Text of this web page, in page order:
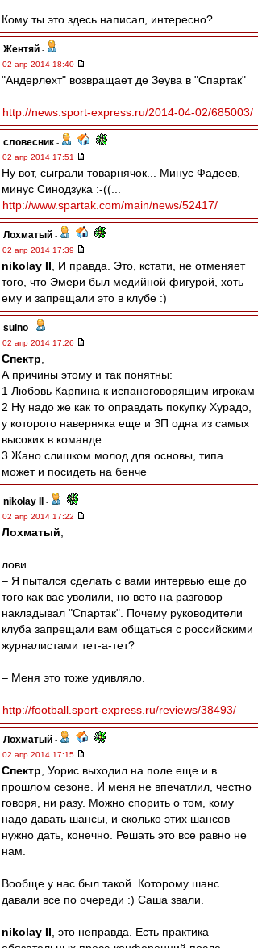
Кому ты это здесь написал, интересно?
Жентяй -
02 апр 2014 18:40
"Андерлехт" возвращает де Зеува в "Спартак"
http://news.sport-express.ru/2014-04-02/685003/
словесник -
02 апр 2014 17:51
Ну вот, сыграли товарнячок... Минус Фадеев,
минус Синодзука :-((...
http://www.spartak.com/main/news/52417/
Лохматый -
02 апр 2014 17:39
nikolay II , И правда. Это, кстати, не отменяет
того, что Эмери был медийной фигурой, хоть
ему и запрещали это в клубе :)
suino -
02 апр 2014 17:26
Спектр
А причины этому и так понятны:
1 Любовь Карпина к испаноговорящим игрокам
2 Ну надо же как то оправдать покупку Хурадо,
у которого наверняка еще и ЗП одна из самых
высоких в команде
3 Жано слишком молод для основы, типа
может и посидеть на бенче
nikolay II
-
02 апр 2014 17:22
Лохматый
лови
– Я пытался сделать с вами интервью еще до
того как вас уволили, но вето на разговор
накладывал "Спартак". Почему руководители
клуба запрещали вам общаться с российскими
журналистами тет-а-тет?
– Меня это тоже удивляло.
http://football.sport-express.ru/reviews/38493/
Лохматый -
02 апр 2014 17:15
Спектр , Уорис выходил на поле еще и в
прошлом сезоне. И меня не впечатлил, честно
говоря, ни разу. Можно спорить о том, кому
надо давать шансы, и сколько этих шансов
нужно дать, конечно. Решать это все равно не
нам.
Вообще у нас был такой. Которому шанс
давали все по очереди :) Саша звали.
nikolay II , это неправда. Есть практика